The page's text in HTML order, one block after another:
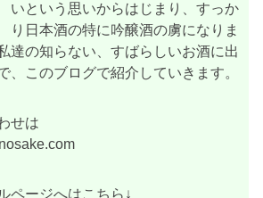
いという思いからはじまり、すっか
り日本酒の特に吟醸酒の虜になりま
達の知らない、すばらしいお酒に出
、このブログで紹介していきます。
せは
ページへはこちら↓